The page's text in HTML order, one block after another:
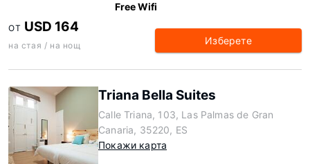
Free Wifi
ОТ USD 164
на стая / на нощ Изберете
Triana Bella Suites
Calle Triana, 103, Las Palmas de Gran
Canaria, 35220, ES
Покажи карта